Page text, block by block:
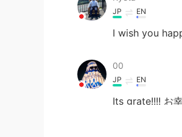
JP EN
I wish you
00
JP EN
Its grate!!!!